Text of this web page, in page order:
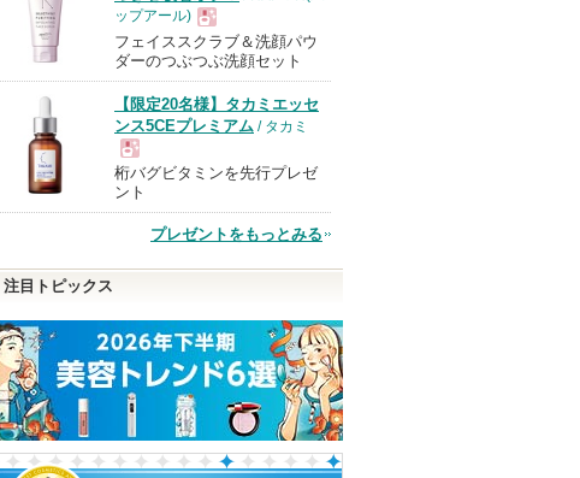
ップアール)
現
品
フェイススクラブ＆洗顔パウ
ダーのつぶつぶ洗顔セット
【限定20名様】タカミエッセ
ンス5CEプレミアム / タカミ
現
桁バグビタミンを先行プレゼ
ント
プレゼントをもっとみる
注目トピックス